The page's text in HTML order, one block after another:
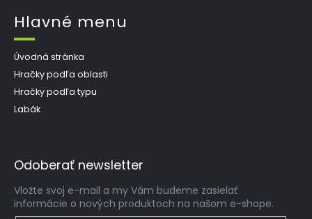
Hlavné menu
Úvodná stránka
Hračky podľa oblasti
Hračky podľa typu
Labák
Odoberať newsletter
Vložte svoj e-mail a my Vám budeme zasielať
informácie o nových produktoch na našom e-shope.